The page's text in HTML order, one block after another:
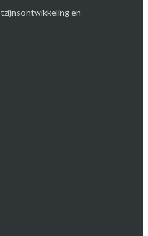
en